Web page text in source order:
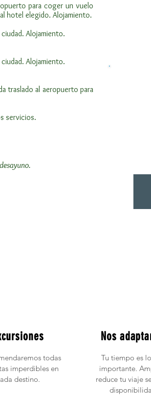
para coger un vuelo
hotel elegido. Alojamiento.
Alojamiento.
Alojamiento.
traslado al aeropuerto para
servicios.
todas
imperdibles en
destino.
Nos
Tu tiempo es
importante.
reduce tu viaje